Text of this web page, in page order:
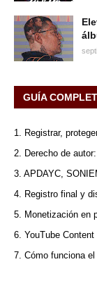
GUÍA
1. Registrar,
2. Derecho de
3. APDAYC,
4. Registro final y
5. Monetización en
6. YouTube
7. Cómo funciona